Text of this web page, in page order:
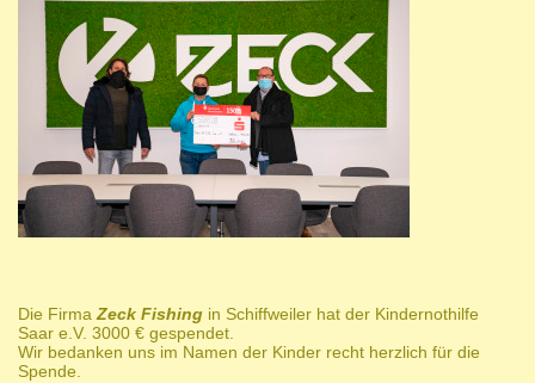
Die Firma Zeck Fishing in Schiffweiler hat der Kindernothilfe
Saar e.V. 3000 € gespendet.
Wir bedanken uns im Namen der Kinder recht herzlich für die
Spende.